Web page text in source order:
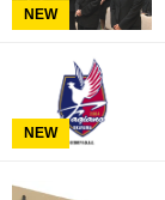
NEW
NEW